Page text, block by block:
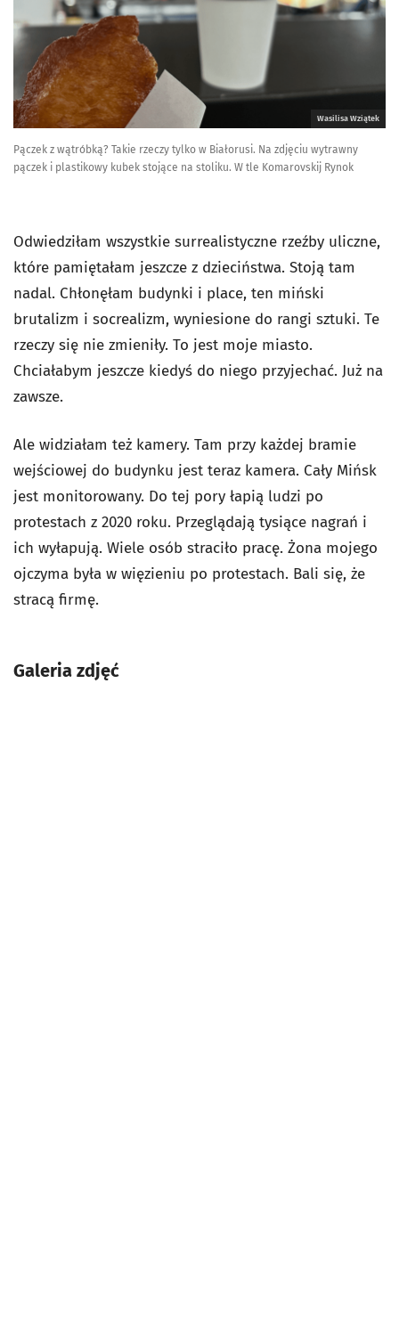
Wasilisa Wziątek
Pączek z wątróbką? Takie rzeczy tylko w Białorusi. Na zdjęciu wytrawny
pączek i plastikowy kubek stojące na stoliku. W tle Komarovskij Rynok
Odwiedziłam wszystkie surrealistyczne rzeźby uliczne,
które pamiętałam jeszcze z dzieciństwa. Stoją tam
nadal. Chłonęłam budynki i place, ten miński
brutalizm i socrealizm, wyniesione do rangi sztuki. Te
rzeczy się nie zmieniły. To jest moje miasto.
Chciałabym jeszcze kiedyś do niego przyjechać. Już na
zawsze.
Ale widziałam też kamery. Tam przy każdej bramie
wejściowej do budynku jest teraz kamera. Cały Mińsk
jest monitorowany. Do tej pory łapią ludzi po
protestach z 2020 roku. Przeglądają tysiące nagrań i
ich wyłapują. Wiele osób straciło pracę. Żona mojego
ojczyma była w więzieniu po protestach. Bali się, że
stracą firmę.
Galeria zdjęć